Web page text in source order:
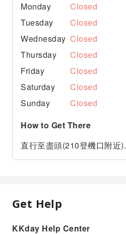
Monday
Closed
Tuesday
Closed
Wednesday Closed
Thursday
Closed
Friday
Closed
Saturday
Closed
Sunday
Closed
How to Get There
直行至盡頭(210登機口附近).
Get Help
KKday Help Center